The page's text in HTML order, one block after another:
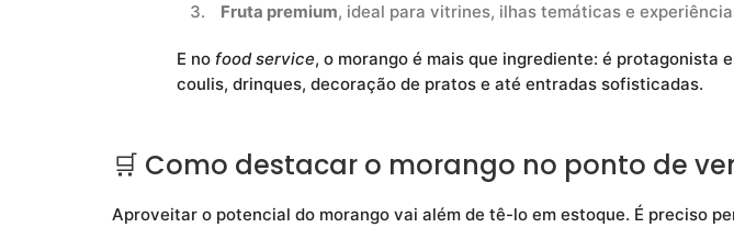
Fruta premium, ideal para vitrines, ilhas temáticas e
E no food service, o morango é mais que ingrediente: é protagonista
coulis, drinques, decoração de pratos e até entradas sofisticadas.
🛒 Como destacar o morango no ponto de
Aproveitar o potencial do morango vai além de tê-lo em estoque. É preciso